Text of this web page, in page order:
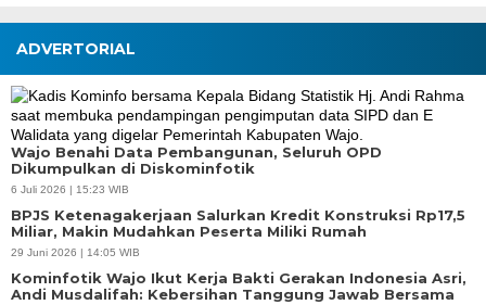
ADVERTORIAL
Wajo Benahi Data Pembangunan, Seluruh OPD
Dikumpulkan di Diskominfotik
6 Juli 2026 | 15:23 WIB
BPJS Ketenagakerjaan Salurkan Kredit Konstruksi Rp17,5
Miliar, Makin Mudahkan Peserta Miliki Rumah
29 Juni 2026 | 14:05 WIB
Kominfotik Wajo Ikut Kerja Bakti Gerakan Indonesia Asri,
Andi Musdalifah: Kebersihan Tanggung Jawab Bersama